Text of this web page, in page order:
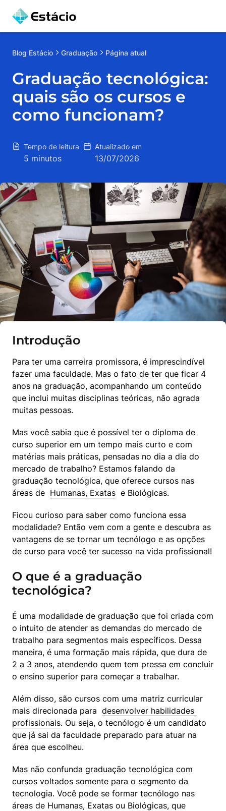
Blog Estácio Graduação Página atual
Graduação tecnológica:
quais são os cursos e
como funcionam?
Tempo de leitura
5 minutos
Atualizado em
13/07/2026
Introdução
Para ter uma carreira promissora, é imprescindível
fazer uma faculdade. Mas o fato de ter que ficar 4
anos na graduação, acompanhando um conteúdo
que inclui muitas disciplinas teóricas, não agrada
muitas pessoas.
Mas você sabia que é possível ter o diploma de
curso superior em um tempo mais curto e com
matérias mais práticas, pensadas no dia a dia do
mercado de trabalho? Estamos falando da
graduação tecnológica, que oferece cursos nas
áreas de Humanas, Exatas
  e Biológicas.
Ficou curioso para saber como funciona essa
modalidade? Então vem com a gente e descubra as
vantagens de se tornar um tecnólogo e as opções
de curso para você ter sucesso na vida profissional!
O que é a graduação
tecnológica?
É uma modalidade de graduação que foi criada com
o intuito de atender as demandas do mercado de
trabalho para segmentos mais específicos. Dessa
maneira, é uma formação mais rápida, que dura de
2 a 3 anos, atendendo quem tem pressa em concluir
o ensino superior para começar a trabalhar.
Além disso, são cursos com uma matriz curricular
mais direcionada para desenvolver habilidades
profissionais. Ou seja, o tecnólogo é um candidato
que já sai da faculdade preparado para atuar na
área que escolheu.
Mas não confunda graduação tecnológica com
cursos voltados somente para o segmento da
tecnologia. Você pode se formar tecnólogo nas
áreas de Humanas, Exatas ou Biológicas, que